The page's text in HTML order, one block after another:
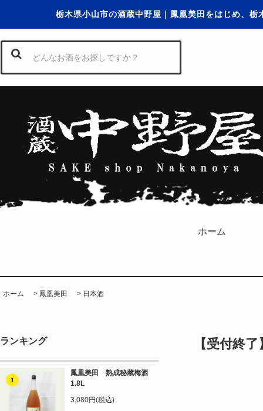
栃木県小山市の酒蔵中野屋｜鳳凰美田をはじめ、
ホーム
ホーム > 鳳凰美田 > 日本酒
ランキング
1
鳳凰美田 熟成秘蔵梅酒
1.8L
3,080円(税込)
【受付終